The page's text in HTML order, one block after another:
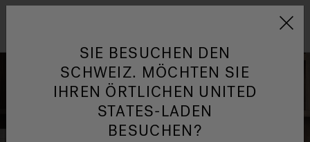
Jacuzzi&reg; EMEA
SIE BESUCHEN DEN
SCHWEIZ. MÖCHTEN SIE
IHREN ÖRTLICHEN UNITED
STATES-LADEN
BESUCHEN?